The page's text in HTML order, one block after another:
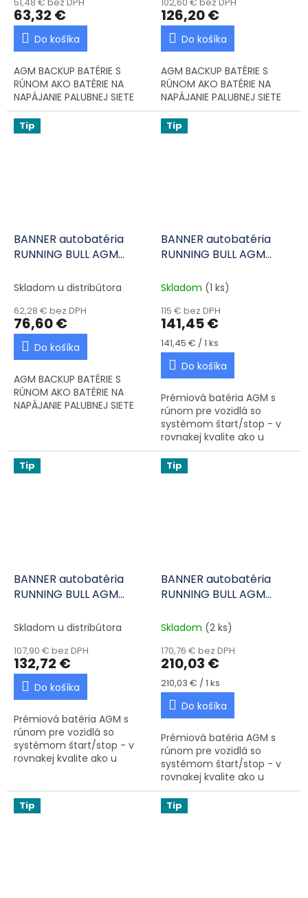
63,32 €
Do košíka
AGM BACKUP BATÉRIE S
RÚNOM AKO BATÉRIE NA
NAPÁJANIE PALUBNEJ SIETE
126,20 €
Do košíka
AGM BACKUP BATÉRIE S
RÚNOM AKO BATÉRIE NA
NAPÁJANIE PALUBNEJ SIETE
Tip
BANNER autobatéria
RUNNING BULL AGM
200A L+
Skladom u distribútora
62,28 € bez DPH
76,60 €
Do košíka
AGM BACKUP BATÉRIE S
RÚNOM AKO BATÉRIE NA
NAPÁJANIE PALUBNEJ SIETE
Tip
BANNER autobatéria
RUNNING BULL AGM
Skladom (1 ks)
115 € bez DPH
141,45 €
Jednotková cena:
141,45 € / 1 ks
Do košíka
Prémiová batéria AGM s
rúnom pre vozidlá so
systémom štart/stop - v
rovnakej kvalite ako u
originálneho výrobcu.
Tip
BANNER autobatéria
RUNNING BULL AGM
Skladom u distribútora
107,90 € bez DPH
132,72 €
Do košíka
Prémiová batéria AGM s
rúnom pre vozidlá so
systémom štart/stop - v
rovnakej kvalite ako u
Tip
BANNER autobatéria
RUNNING BULL AGM
Skladom (2 ks)
170,76 € bez DPH
210,03 €
Jednotková cena:
210,03 € / 1 ks
Do košíka
Prémiová batéria AGM s
rúnom pre vozidlá so
systémom štart/stop - v
rovnakej kvalite ako u
originálneho výrobcu.
Tip Tip